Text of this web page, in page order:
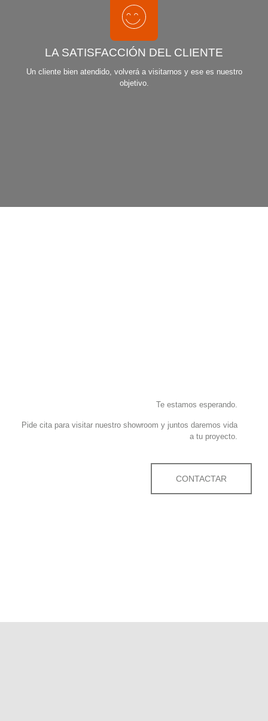
LA SATISFACCIÓN DEL CLIENTE
Un cliente bien atendido, volverá a visitarnos y ese es nuestro
objetivo.
Te estamos esperando.
Pide cita para visitar nuestro showroom y juntos daremos vida
a tu proyecto.
CONTACTAR